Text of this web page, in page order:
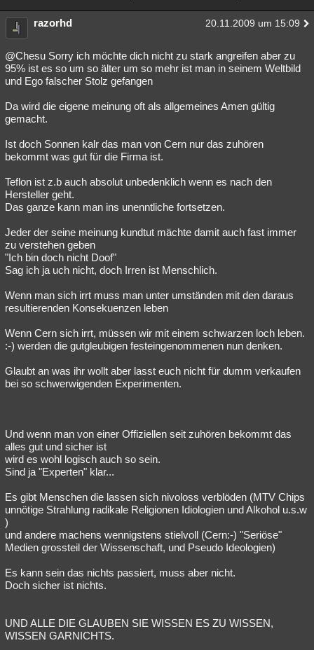
razorhd 20.11.2009 um 15:09
@Chesu Sorry ich möchte dich nicht zu stark angreifen aber zu
95% ist es so um so älter um so mehr ist man in seinem Weltbild
und Ego falscher Stolz gefangen
Da wird die eigene meinung oft als allgemeines Amen gültig
gemacht.
Ist doch Sonnen kalr das man von Cern nur das zuhören
bekommt was gut für die Firma ist.
Teflon ist z.b auch absolut unbedenklich wenn es nach den
Hersteller geht.
Das ganze kann man ins unenntliche fortsetzen.
Jeder der seine meinung kundtut mächte damit auch fast immer
zu verstehen geben
"Ich bin doch nicht Doof"
Sag ich ja uch nicht, doch Irren ist Menschlich.
Wenn man sich irrt muss man unter umständen mit den daraus
resultierenden Konsekuenzen leben
Wenn Cern sich irrt, müssen wir mit einem schwarzen loch leben.
:-) werden die gutgleubigen festeingenommenen nun denken.
Glaubt an was ihr wollt aber lasst euch nicht für dumm verkaufen
bei so schwerwigenden Experimenten.
Und wenn man von einer Offiziellen seit zuhören bekommt das
alles gut und sicher ist
wird es wohl logisch auch so sein.
Sind ja "Experten" klar...
Es gibt Menschen die lassen sich nivoloss verblöden (MTV Chips
unnötige Strahlung radikale Religionen Idiologien und Alkohol u.s.w
)
und andere machens wennigstens stielvoll (Cern:-) "Seriöse"
Medien grossteil der Wissenschaft, und Pseudo Ideologien)
Es kann sein das nichts passiert, muss aber nicht.
Doch sicher ist nichts.
UND ALLE DIE GLAUBEN SIE WISSEN ES ZU WISSEN,
WISSEN GARNICHTS.